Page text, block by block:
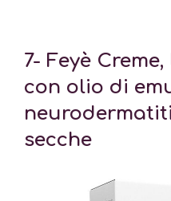
7- Feyè
con olio di
secche